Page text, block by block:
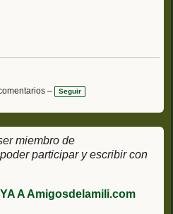
– Seguir
miembro de
participar y escribir con
A Amigosdelamili.com